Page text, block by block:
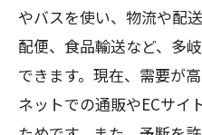
やバスを使い、物流や配
配便、食品輸送など、多
できます。現在、需要が
ネットでの通販やECサイ